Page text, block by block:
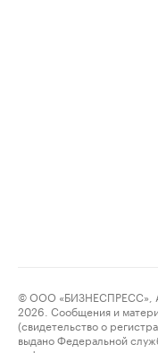
© ООО «БИЗНЕСПРЕСС»,
2026. Сообщения и
(свидетельство о
выдано Федеральной